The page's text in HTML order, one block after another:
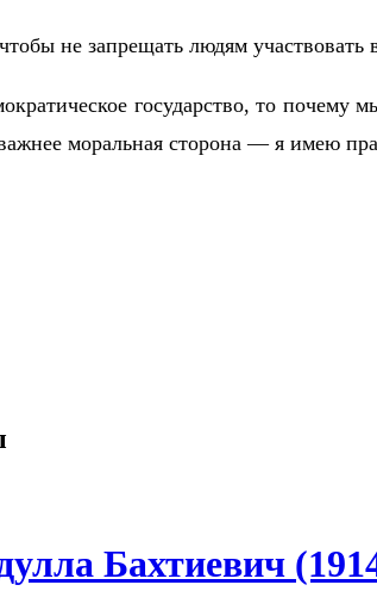
не запрещать людям
государство, то почему
моральная сторона — я имею
Бахтиевич